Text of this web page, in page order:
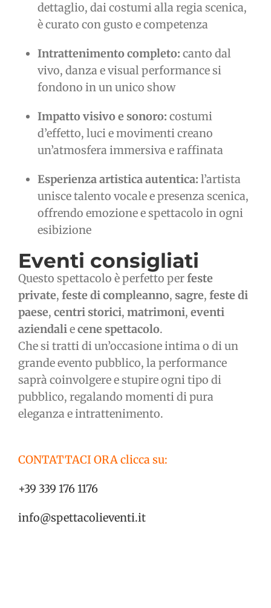
dettaglio, dai costumi alla regia scenica,
è curato con gusto e competenza
Intrattenimento completo: canto dal
vivo, danza e visual performance si
fondono in un unico show
Impatto visivo e sonoro: costumi
d’effetto, luci e movimenti creano
un’atmosfera immersiva e raffinata
Esperienza artistica autentica: l’artista
unisce talento vocale e presenza scenica,
offrendo emozione e spettacolo in ogni
esibizione
Eventi consigliati
Questo spettacolo è perfetto perfeste
private, feste di compleanno, sagre, feste di
paese, centri storici, matrimoni, eventi
aziendaliecene spettacolo.
Che si tratti di un’occasione intima o di un
grande evento pubblico, la performance
saprà coinvolgere e stupire ogni tipo di
pubblico, regalando momenti di pura
eleganza e intrattenimento.
CONTATTACI ORA clicca su:
+39 339 176 1176
info@spettacolieventi.it